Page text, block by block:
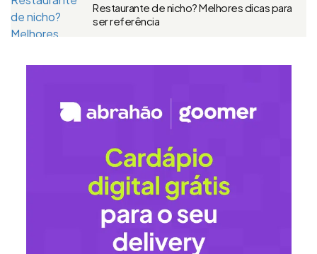
Restaurante de nicho? Melhores dicas para
ser referência